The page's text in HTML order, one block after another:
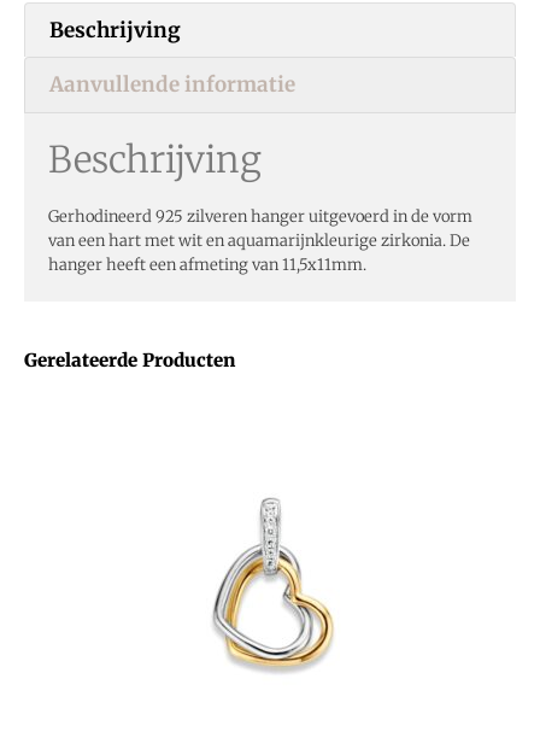
Gerelateerde Producten
Beschrijving
Aanvullende informatie
Beschrijving
Gerhodineerd 925 zilveren hanger uitgevoerd in de vorm
van een hart met wit en aquamarijnkleurige zirkonia. De
hanger heeft een afmeting van 11,5x11mm.